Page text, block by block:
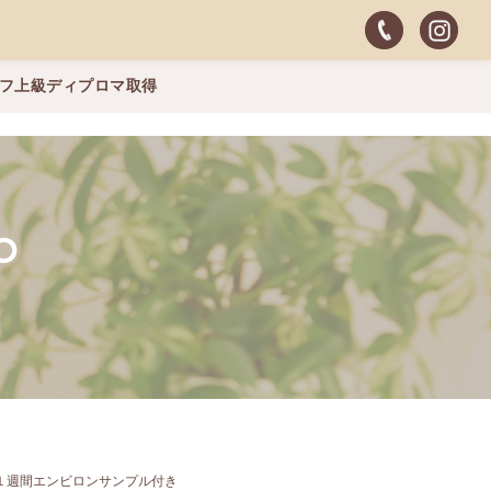
上級ディプロマ取得
週間エンビロンサンプル付き